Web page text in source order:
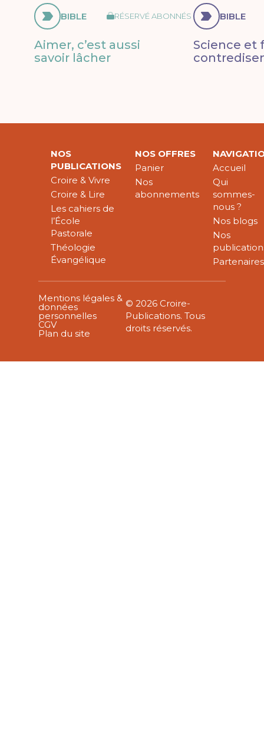
BIBLE RÉSERVÉ ABONNÉS
Aimer, c’est aussi
savoir lâcher
BIBLE
Science et
NOS
PUBLICATIONS
Croire & Vivre
Croire & Lire
Les cahiers de
l’École
Pastorale
Théologie
Évangélique
NOS OFFRES
Panier
Nos
abonnements
Accueil
Qui
sommes-
nous ?
Nos blogs
Nos
Partenaires
Mentions légales &
données
personnelles
CGV
Plan du site
© 2026 Croire-
Publications. Tous
droits réservés.